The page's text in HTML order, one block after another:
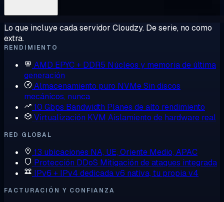
Lo que incluye cada servidor Cloudzy. De serie, no como
extra.
RENDIMIENTO
AMD EPYC + DDR5 Núcleos y memoria de última
generación
Almacenamiento puro NVMeSin discos
mecánicos, nunca
10 Gbps Bandwidth Planes de alto rendimiento
Virtualización KVM Aislamiento de hardware real
RED GLOBAL
13 ubicaciones NA, UE, Oriente Medio, APAC
Protección DDoS Mitigación de ataques integrada
IPv6 + IPv4 dedicadav6 nativa, tu propia v4
FACTURACIÓN Y CONFIANZA